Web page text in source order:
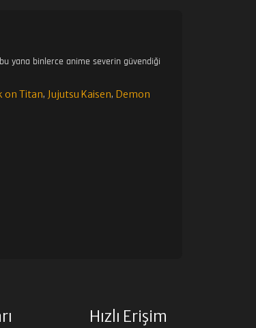
yana binlerce anime severin güvendiği
on Titan, Jujutsu Kaisen, Demon
Hızlı Erişim